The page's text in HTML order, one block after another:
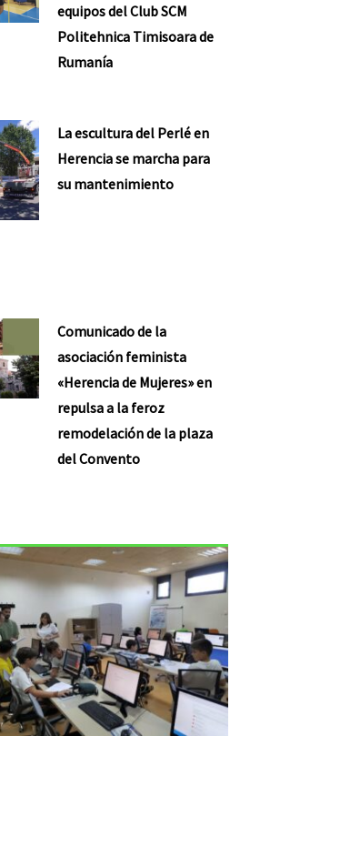
equipos del Club SCM
Politehnica Timisoara de
Rumanía
La escultura del Perlé en
Herencia se marcha para
su mantenimiento
Comunicado de la
asociación feminista
«Herencia de Mujeres» en
repulsa a la feroz
remodelación de la plaza
del Convento